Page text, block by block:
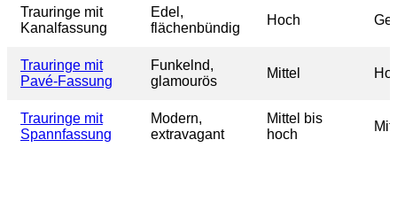
Trauringe mit
Kanalfassung
Edel,
flächenbündig
Hoch
Trauringe mit
Pavé-Fassung
Funkelnd,
glamourös
Mittel
Trauringe mit
Spannfassung
Modern,
extravagant
Mittel bis
hoch